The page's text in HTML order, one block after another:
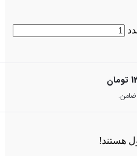
تومان
هستند!